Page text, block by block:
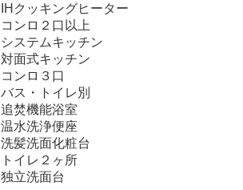
IHクッキングヒーター
コンロ２口以上
システムキッチン
対面式キッチン
コンロ３口
バス・トイレ別
追焚機能浴室
温水洗浄便座
洗髪洗面化粧台
トイレ２ヶ所
独立洗面台